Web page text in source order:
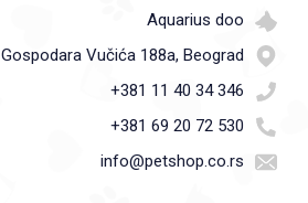
Aquarius doo
Gospodara Vučića 188a, Beograd
+381 11 40 34 346
+381 69 20 72 530
info@petshop.co.rs